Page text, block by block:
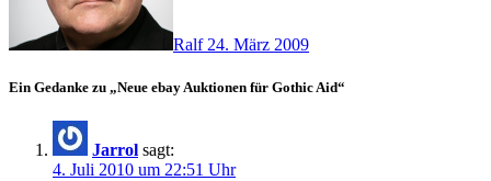
Ralf 24. März 2009
Ein Gedanke zu „Neue ebay Auktionen für Gothic Aid“
Jarrol sagt:
4. Juli 2010 um 22:51 Uhr